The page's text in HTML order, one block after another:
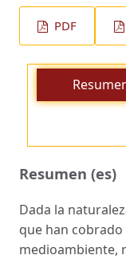
PDF
Resumen (es)
Dada la
que han
medioambiente,